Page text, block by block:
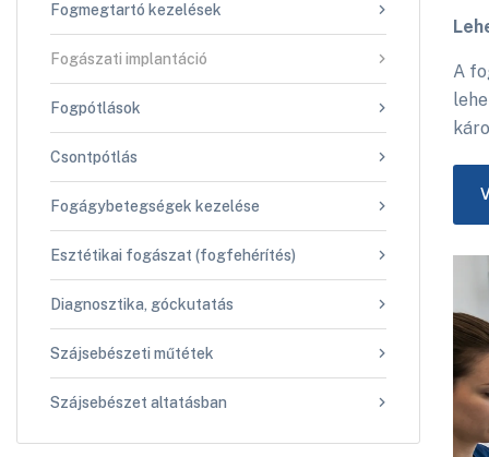
Fogmegtartó kezelések
Fogászati implantáció
Fogpótlások
Csontpótlás
Fogágybetegségek kezelése
Esztétikai fogászat (fogfehérítés)
Diagnosztika, góckutatás
Szájsebészeti műtétek
Szájsebészet altatásban
A